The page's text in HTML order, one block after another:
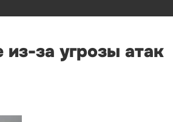
за угрозы атак